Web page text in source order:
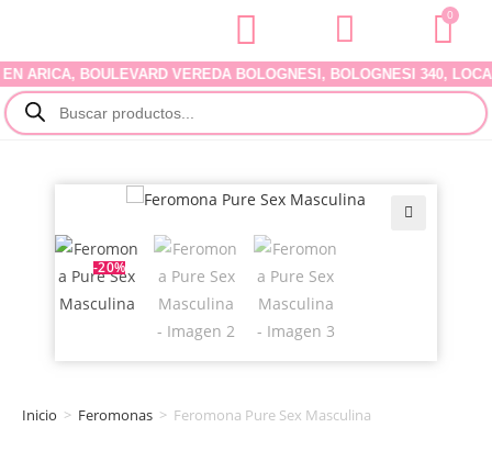
0
BOULEVARD VEREDA BOLOGNESI, BOLOGNESI 340,
Inicio > Feromonas > Feromona Pure Sex Masculina
-20%